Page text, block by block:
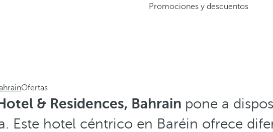
Promociones y descuentos
Ofertas
& Residences, Bahrain pone a
Este hotel céntrico en Baréin ofrece